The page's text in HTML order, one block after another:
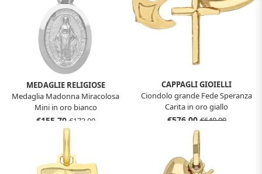
MEDAGLIE RELIGIOSE
Medaglia Madonna Miracolosa
Mini in oro bianco
€155,70 €173,00
CAPPAGLI GIOIELLI
Ciondolo grande Fede Speranza
Carita in oro giallo
€576,00€640,00